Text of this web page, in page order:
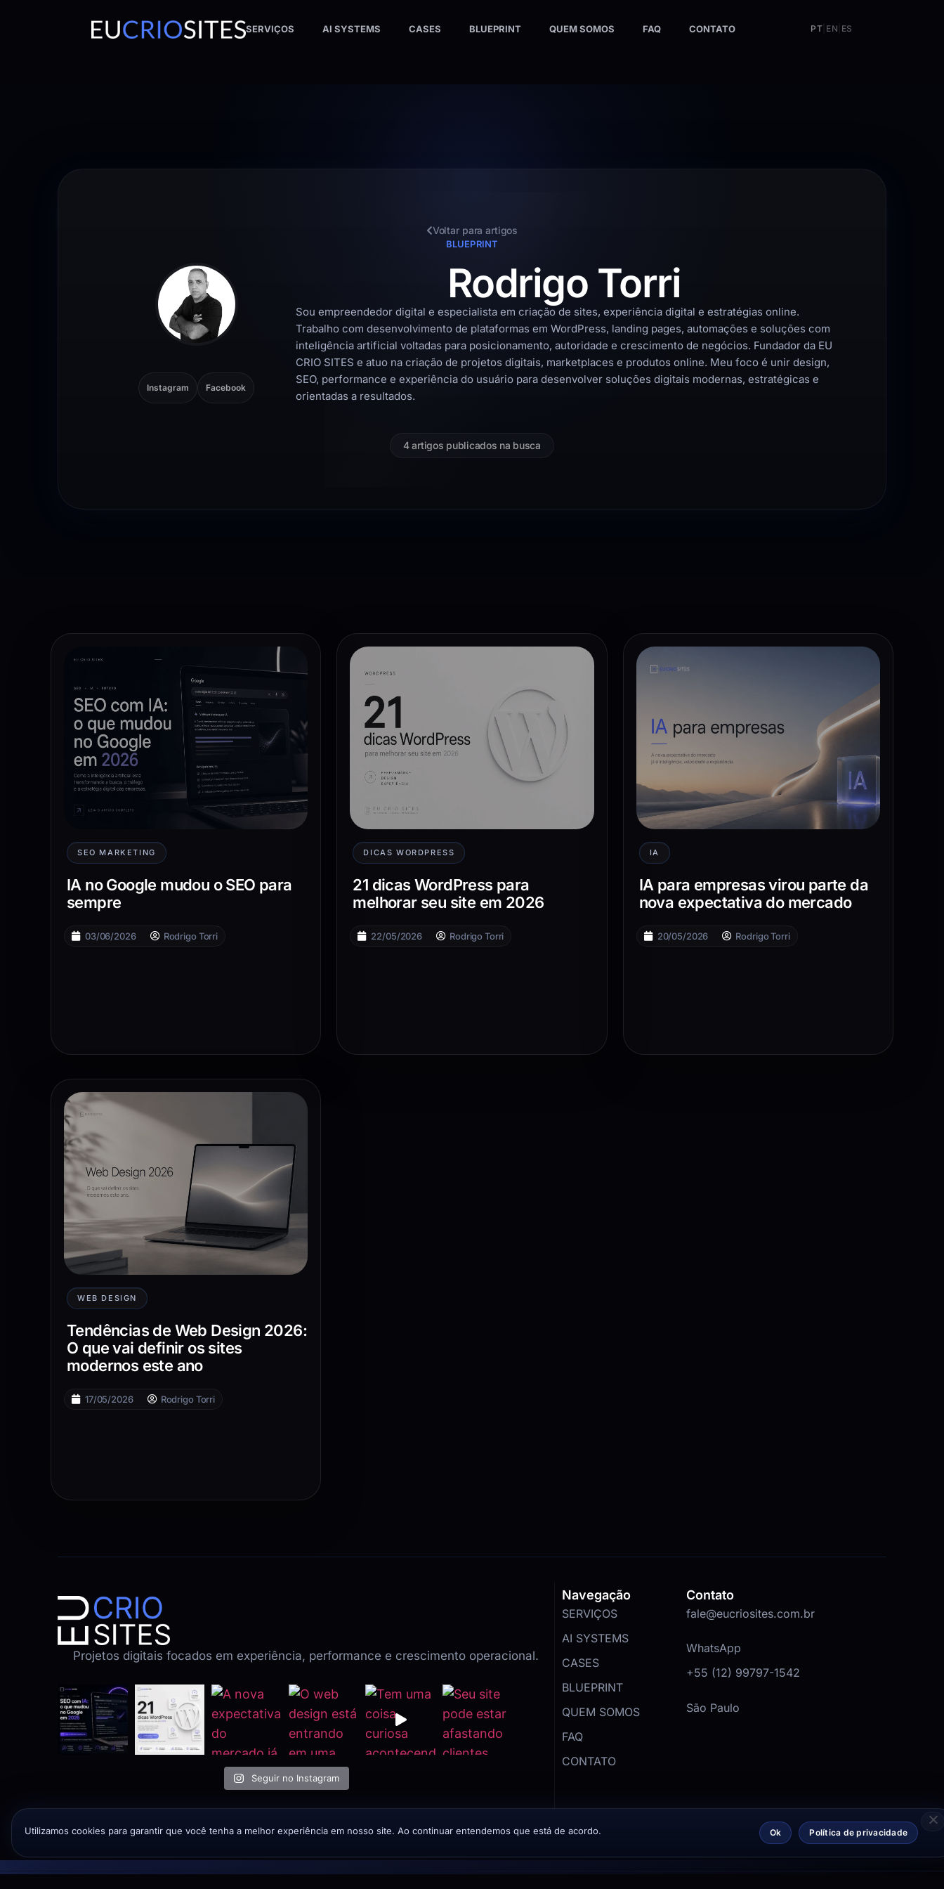
SERVIÇOS AI SYSTEMS CASES BLUEPRINT QUEM SOMOS FAQ CONTATO PT EN ES
Voltar para artigos
BLUEPRINT
Instagram Facebook
Rodrigo Torri
Sou empreendedor digital e especialista em criação de sites, experiência digital e estratégias online.
Trabalho com desenvolvimento de plataformas em WordPress, landing pages, automações e soluções com
inteligência artificial voltadas para posicionamento, autoridade e crescimento de negócios. Fundador da EU
CRIO SITES e atuo na criação de projetos digitais, marketplaces e produtos online. Meu foco é unir design,
SEO, performance e experiência do usuário para desenvolver soluções digitais modernas, estratégicas e
orientadas a resultados.
4 artigos publicados na busca
SEO MARKETING
IA no Google mudou o SEO para
sempre
03/06/2026 Rodrigo Torri
DICAS WORDPRESS
21 dicas WordPress para
melhorar seu site em 2026
22/05/2026 Rodrigo Torri
IA
IA para empresas virou parte da
nova expectativa do mercado
20/05/2026 Rodrigo Torri
WEB DESIGN
Tendências de Web Design 2026:
O que vai definir os sites
modernos este ano
17/05/2026 Rodrigo Torri
Projetos digitais focados em experiência, performance e crescimento operacional.
Seguir no Instagram
Navegação
SERVIÇOS
AI SYSTEMS
CASES
BLUEPRINT
QUEM SOMOS
FAQ
CONTATO
Contato
fale@eucriosites.com.br
WhatsApp
+55 (12) 99797-1542
São Paulo
Utilizamos cookies para garantir que você tenha a melhor experiência em nosso site. Ao continuar entendemos que está de acordo. Ok Política de privacidade